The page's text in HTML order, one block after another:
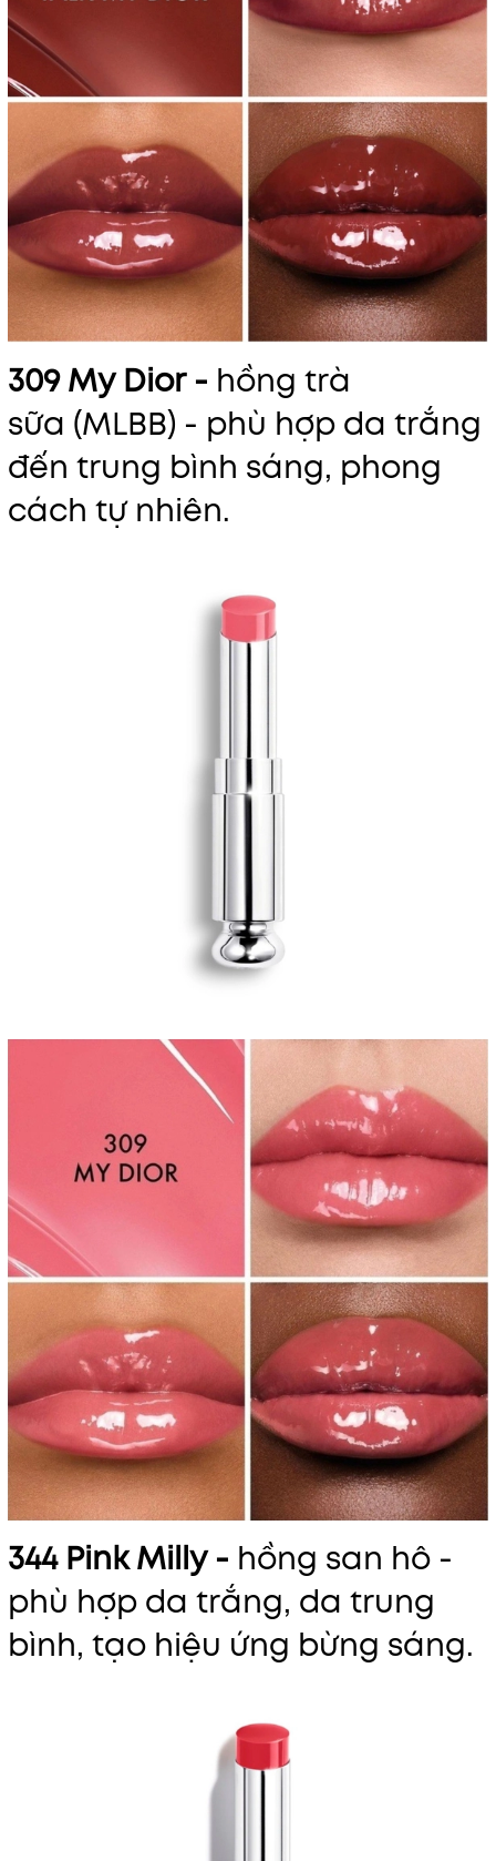
309 My Dior - hồng trà
sữa (MLBB) - phù hợp da trắng
đến trung bình sáng, phong
cách tự nhiên.
344 Pink Milly - hồng san hô -
phù hợp da trắng, da trung
bình, tạo hiệu ứng bừng sáng.